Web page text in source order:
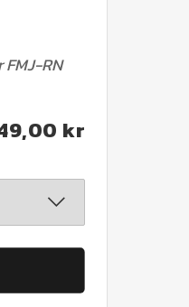
FMJ-RN
kr